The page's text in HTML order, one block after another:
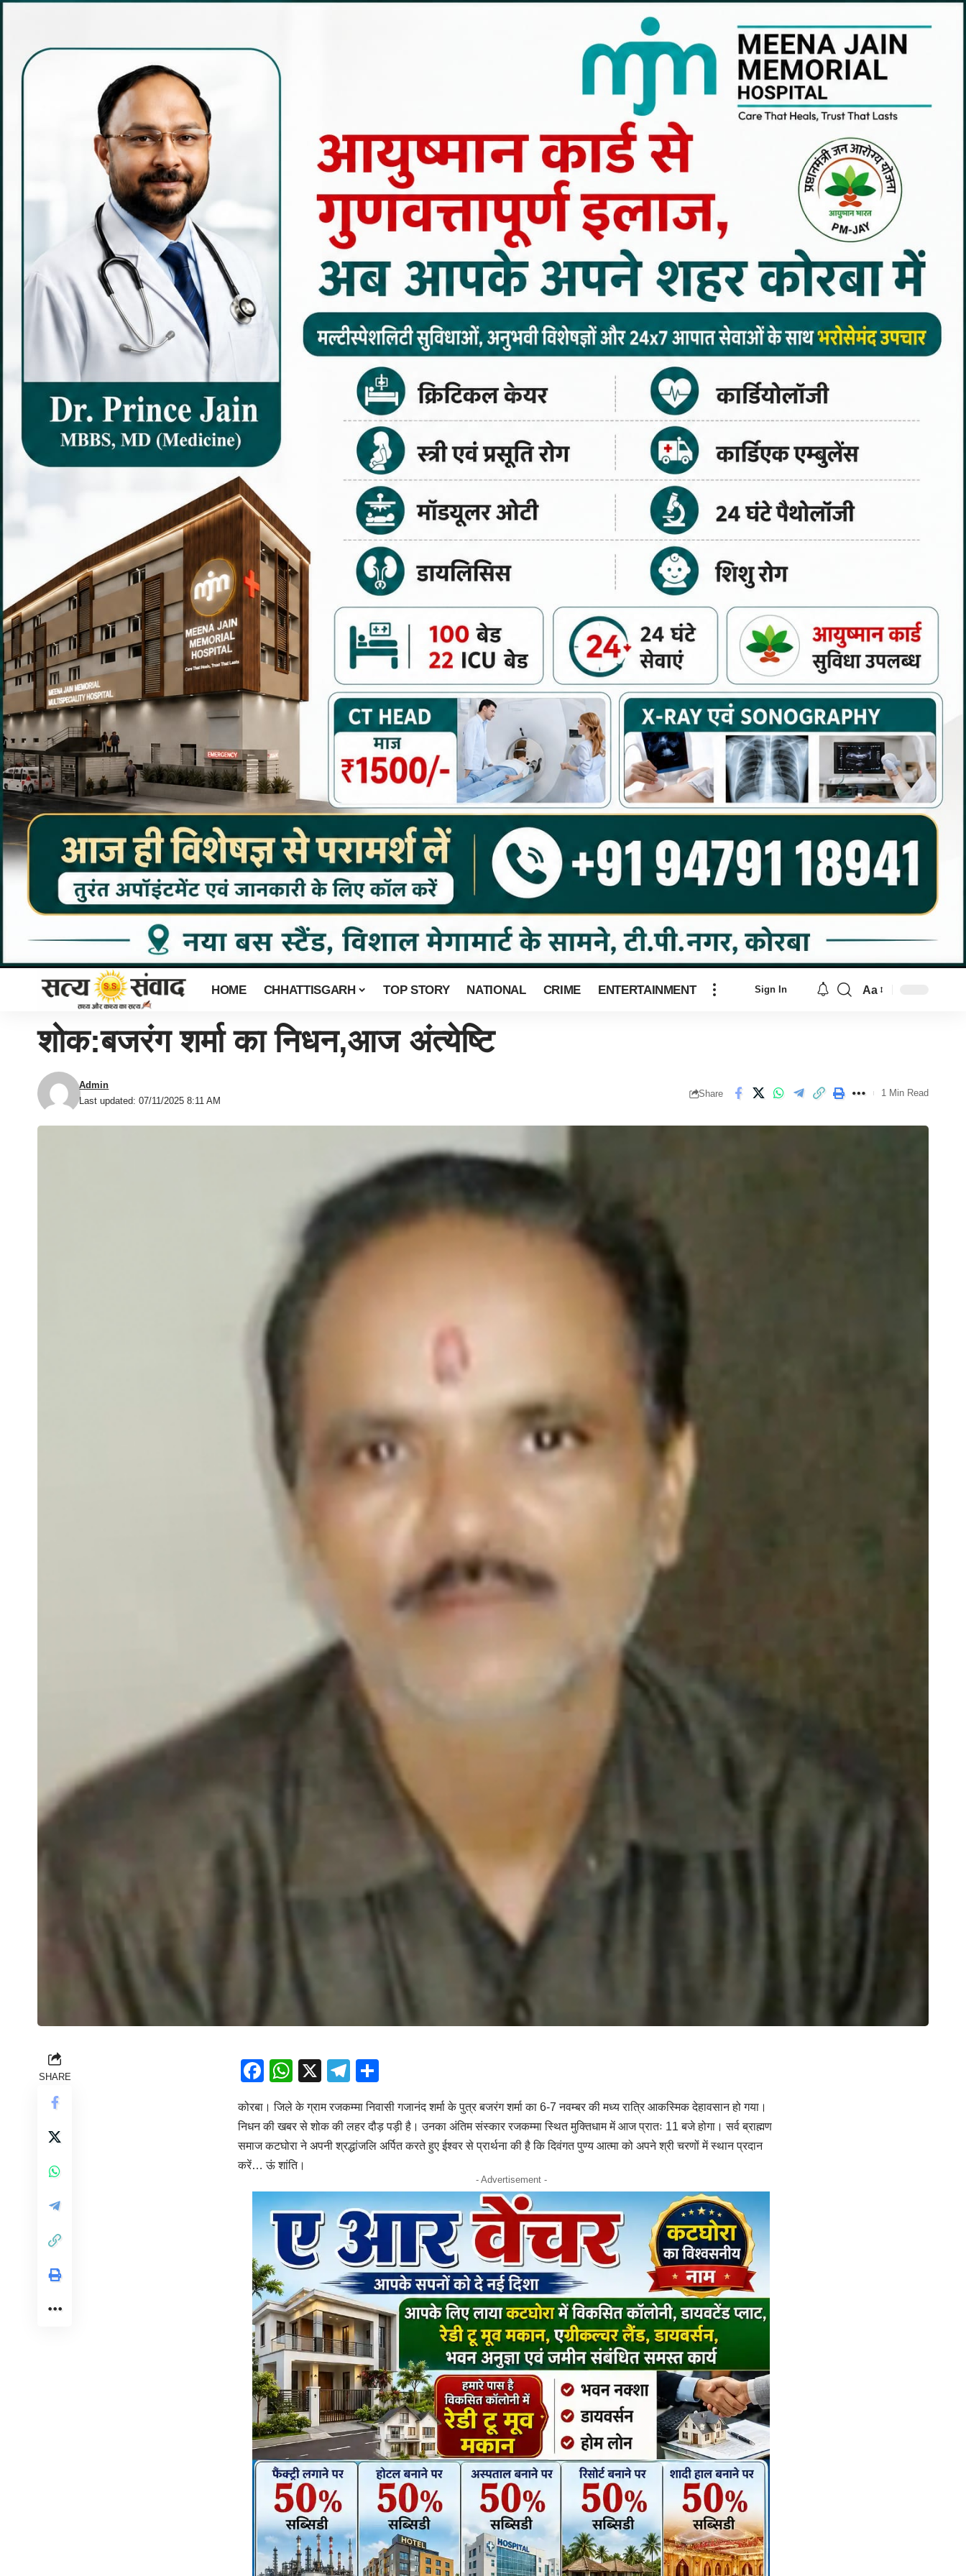
HOME CHHATTISGARH TOP STORY NATIONAL CRIME ENTERTAINMENT Sign In Aa
शोक:बजरंग शर्मा का निधन,आज अंत्येष्टि
Last updated: 07/11/2025 8:11 AM
Admin
Share 1 Min Read
SHARE Facebook
WhatsApp
X Telegram
कोरबा। जिले के ग्राम रजकम्मा निवासी गजानंद शर्मा के पुत्र बजरंग शर्मा का 6-7 नवम्बर की मध्य रात्रि आकस्मिक देहावसान हो गया।
निधन की खबर से शोक की लहर दौड़ पड़ी है। उनका अंतिम संस्कार रजकम्मा स्थित मुक्तिधाम में आज प्रातः 11 बजे होगा। सर्व ब्राह्मण
समाज कटघोरा ने अपनी श्रद्धांजलि अर्पित करते हुए ईश्वर से प्रार्थना की है कि दिवंगत पुण्य आत्मा को अपने श्री चरणों में स्थान प्रदान
करें… ऊं शांति।
- Advertisement -